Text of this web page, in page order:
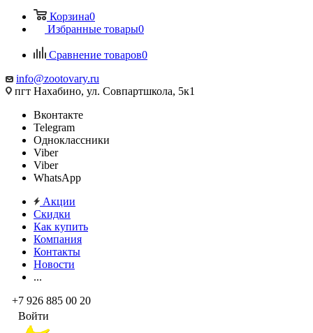
Корзина0
Избранные товары0
Сравнение товаров0
info@zootovary.ru
пгт Нахабино, ул. Совпартшкола, 5к1
Вконтакте
Telegram
Одноклассники
Viber
Viber
WhatsApp
Акции
Скидки
Как купить
Компания
Контакты
Новости
...
+7 926 885 00 20
Войти